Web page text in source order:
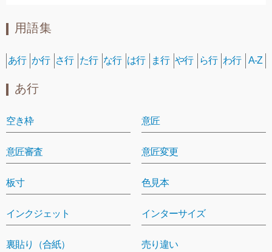
用語集
あ行 か行 さ行 た行 な行 は行 ま行 や行 ら行 わ行 A-Z
あ行
空き枠 意匠
意匠審査 意匠変更
板寸 色見本
インクジェット インターサイズ
裏貼り（合紙） 売り違い